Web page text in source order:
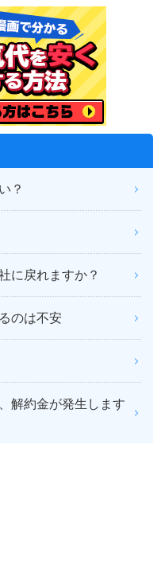
？
に戻れますか？
のは不安
解約金が発生します